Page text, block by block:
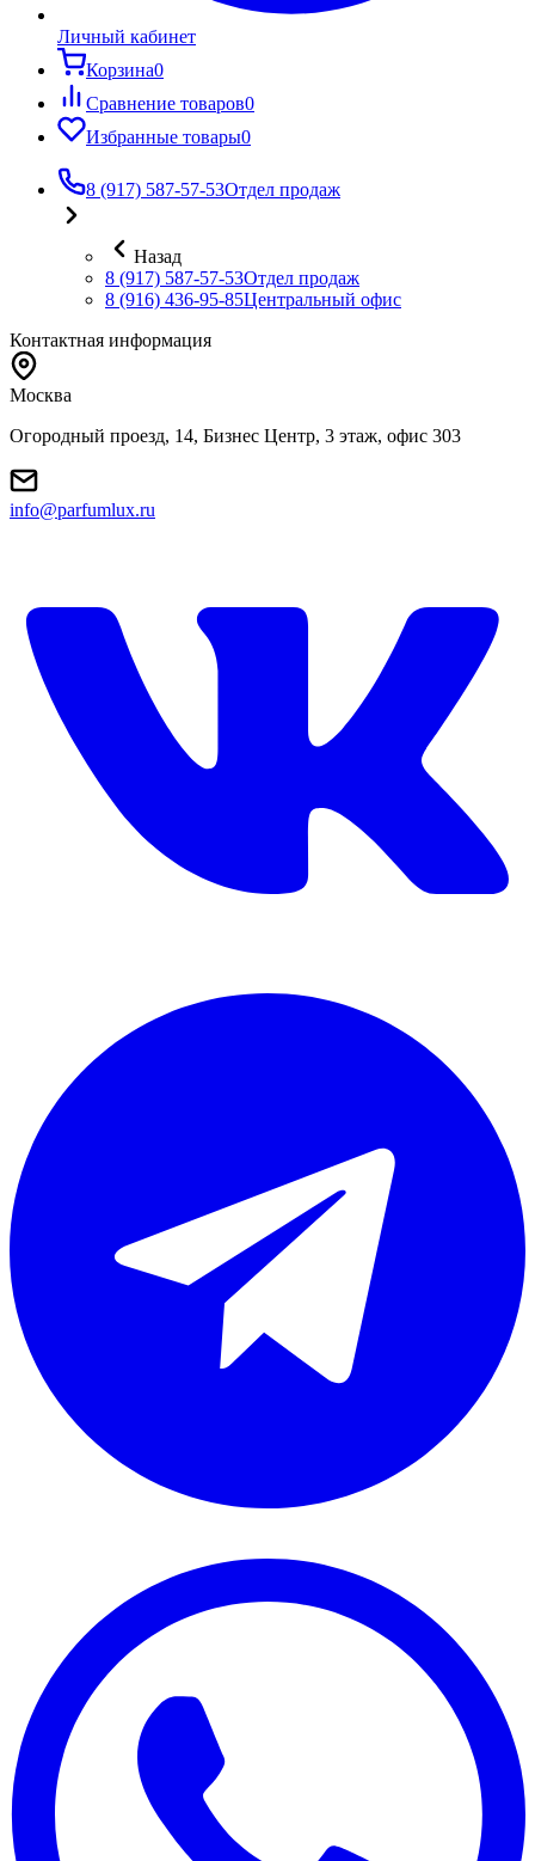
Личный кабинет
Корзина0
Сравнение товаров0
Избранные товары0
8 (917) 587-57-53Отдел продаж
Назад
8 (917) 587-57-53Отдел продаж
8 (916) 436-95-85Центральный офис
Контактная информация
Москва
Огородный проезд, 14, Бизнес Центр, 3 этаж, офис 303
info@parfumlux.ru